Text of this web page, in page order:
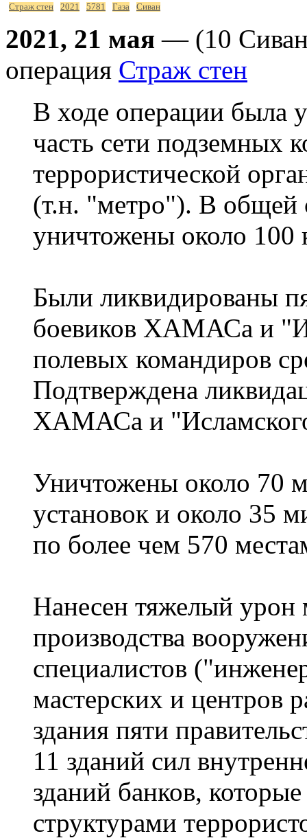
Страж стен 2021 5781 Газа Сиван
2021, 21 мая — (10
операция Страж стен
В ходе операции была
часть сети подземных
террористической
(т.н. "метро"). В общей
уничтожены около 100
Были ликвидированы
боевиков ХАМАСа и
полевых командиров
Подтверждена
ХАМАСа и
Уничтожены около 70
установок и около 35
по более чем 570
Нанесен тяжелый урон
производства
специалистов
мастерских и центров
здания пяти
11 зданий сил
зданий банков,
структурами